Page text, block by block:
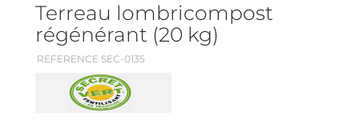
Terreau lombricompost
régénérant (20 kg)
REFERENCE SEC-0135